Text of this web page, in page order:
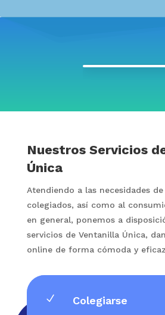
Nuestros Servicios
Única
Atendiendo a las necesidades
colegiados, así como al
en general, ponemos a
servicios de Ventanilla Única,
online de forma cómoda y
N Colegiarse